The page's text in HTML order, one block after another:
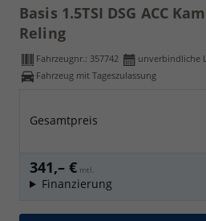
Basis 1.5TSI DSG ACC
Reling
Fahrzeugnr.: 357742 unverbindliche
Fahrzeug mit Tageszulassung
Gesamtpreis
341,– € mtl.
Finanzierung